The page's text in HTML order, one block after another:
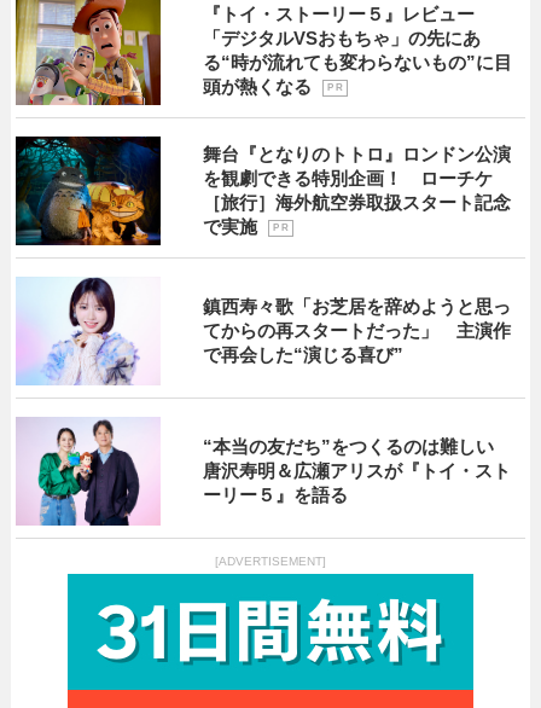
『トイ・ストーリー５』レビュー
「デジタルVSおもちゃ」の先にあ
る“時が流れても変わらないもの”に目
頭が熱くなる
P R
舞台『となりのトトロ』ロンドン公演
を観劇できる特別企画！ ローチケ
［旅行］海外航空券取扱スタート記念
で実施
P R
鎮西寿々歌「お芝居を辞めようと思っ
てからの再スタートだった」 主演作
で再会した“演じる喜び”
“本当の友だち”をつくるのは難しい
唐沢寿明＆広瀬アリスが『トイ・スト
ーリー５』を語る
[ADVERTISEMENT]